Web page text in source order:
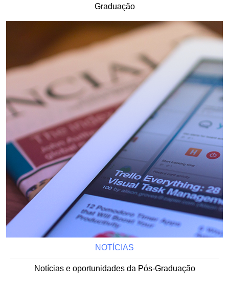
Graduação
NOTÍCIAS
Notícias e oportunidades da Pós-Graduação